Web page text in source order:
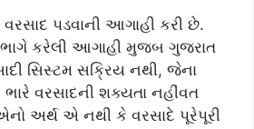
પડવાની આગાહી કરી છે.
કરેલી આગાહી મુજબ ગુજરાત
સિસ્ટમ સક્રિય નથી, જેના
વરસાદની શક્યતા નહીંવત
અર્થ એ નથી કે વરસાદે પૂરેપૂરી